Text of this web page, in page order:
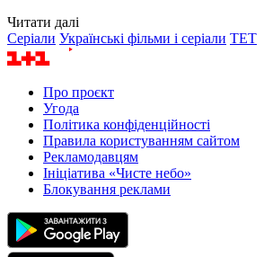
Читати далі
Серіали Українські фільми і серіали ТЕТ
Про проєкт
Угода
Політика конфіденційності
Правила користуванням сайтом
Рекламодавцям
Ініціатива «Чисте небо»
Блокування реклами